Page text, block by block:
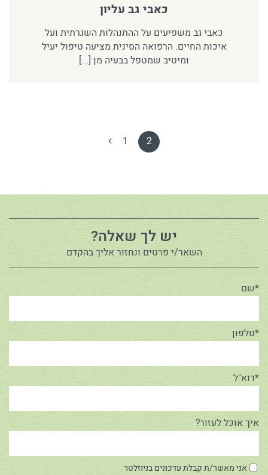
כאבי גב עליון
כאבי גב משפיעים על ההתנהלות השגרתית ועל
איכות החיים. הרפואה הסינית מציעה טיפול יעיל
ומיטיב שמטפל בבעיה מן [...]
1 2
יש לך שאלה?
השאר/י פרטים ונחזור אליך בהקדם
*שם
*טלפון
*דוא"ל
איך אוכל לעזור?
אני מאשר/ת קבלת עדכונים בניוזלטר